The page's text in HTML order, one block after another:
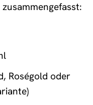
Roségold oder